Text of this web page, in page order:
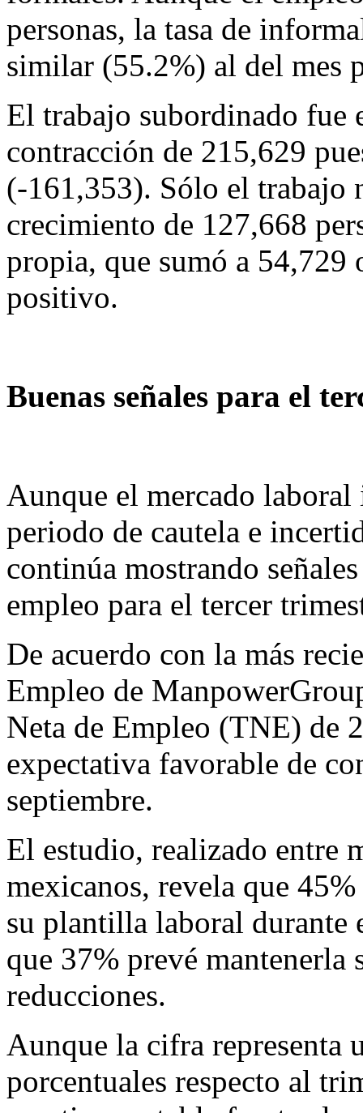
personas, la tasa de
similar (55.2%) al del mes
El trabajo subordinado fue
contracción de 215,629
(-161,353). Sólo el trabajo
crecimiento de 127,668
propia, que sumó a 54,729
positivo.
Buenas señales para el
Aunque el mercado
periodo de cautela e
continúa mostrando
empleo para el tercer
De acuerdo con la más
Empleo de
Neta de Empleo (TNE) de
expectativa favorable de
septiembre.
El estudio, realizado entre
mexicanos, revela que
su plantilla laboral durante
que 37% prevé
reducciones.
Aunque la cifra representa
porcentuales respecto al